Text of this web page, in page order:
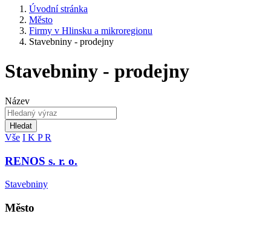
Úvodní stránka
Město
Firmy v Hlinsku a mikroregionu
Stavebniny - prodejny
Stavebniny - prodejny
Název
Hledat
Vše I K PR
RENOS s. r. o.
Stavebniny
Město